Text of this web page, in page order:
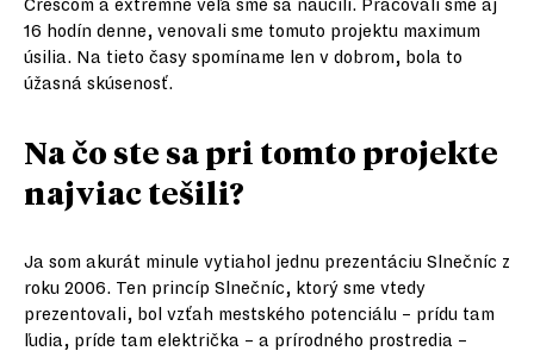
Crescom a extrémne veľa sme sa naučili. Pracovali sme aj
16 hodín denne, venovali sme tomuto projektu maximum
úsilia. Na tieto časy spomíname len v dobrom, bola to
úžasná skúsenosť.
Na čo ste sa pri tomto projekte
najviac tešili?
Ja som akurát minule vytiahol jednu prezentáciu Slnečníc z
roku 2006. Ten princíp Slnečníc, ktorý sme vtedy
prezentovali, bol vzťah mestského potenciálu – prídu tam
ľudia, príde tam električka – a prírodného prostredia –